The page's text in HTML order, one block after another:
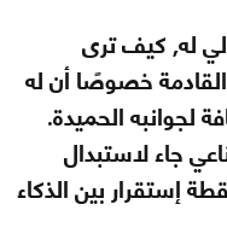
له, كيف ترى
خصوصًا أن له
لجوانبه الحميدة.
جاء لاستبدال
إستقرار بين الذكاء